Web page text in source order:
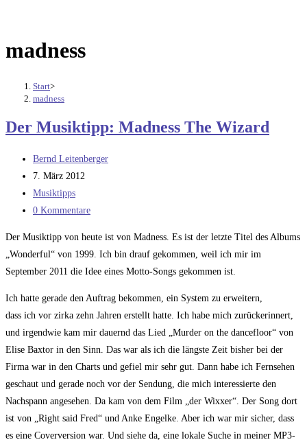
madness
Start>
madness
Der Musiktipp: Madness The Wizard
Beitrags-
Autor:
Bernd Leitenberger
Beitrag
veröffentlicht:
7. März 2012
Beitrags-
Kategorie:
Musiktipps
Beitrags-
0 Kommentare
Der Musiktipp von heute ist von Madness. Es ist der letzte Titel des Albums
„Wonderful“ von 1999. Ich bin drauf gekommen, weil ich mir im
September 2011 die Idee eines Motto-Songs gekommen ist.
Ich hatte gerade den Auftrag bekommen, ein System zu erweitern,
dass ich vor zirka zehn Jahren erstellt hatte. Ich habe mich zurückerinnert,
und irgendwie kam mir dauernd das Lied „Murder on the dancefloor“ von
Elise Baxtor in den Sinn. Das war als ich die längste Zeit bisher bei der
Firma war in den Charts und gefiel mir sehr gut. Dann habe ich Fernsehen
geschaut und gerade noch vor der Sendung, die mich interessierte den
Nachspann angesehen. Da kam von dem Film „der Wixxer“. Der Song dort
ist von „Right said Fred“ und Anke Engelke. Aber ich war mir sicher, dass
es eine Coverversion war. Und siehe da, eine lokale Suche in meiner MP3-